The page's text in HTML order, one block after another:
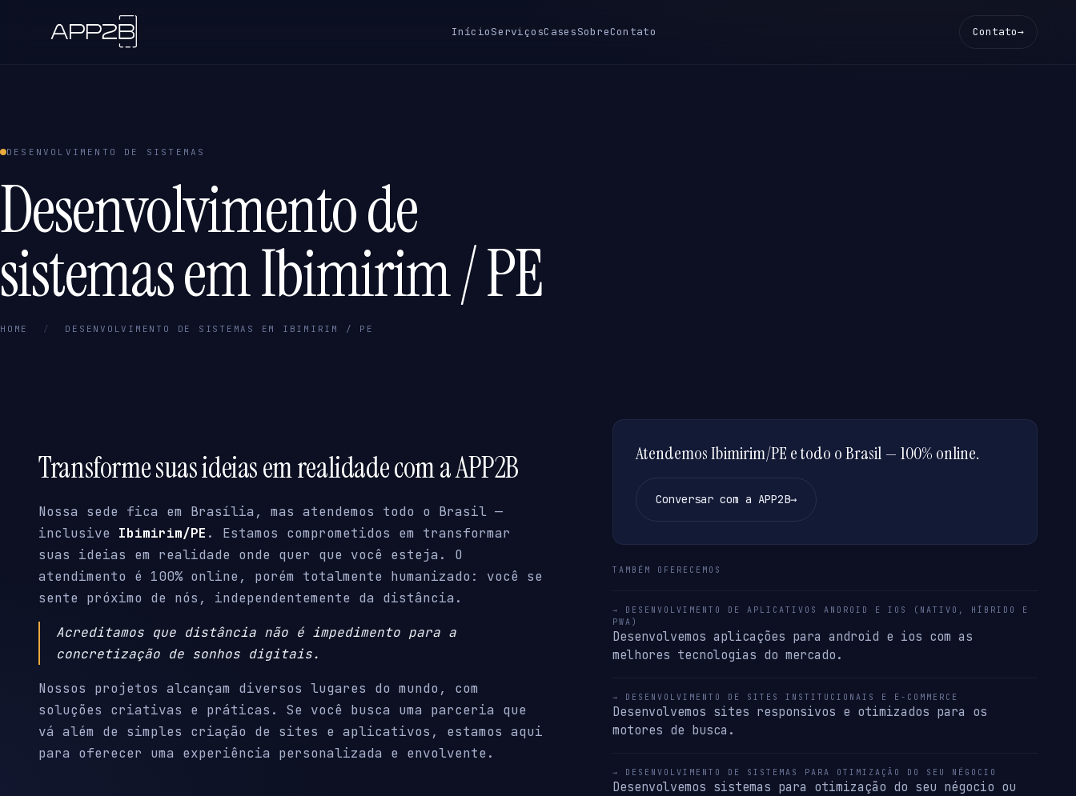
InícioServiçosCasesSobreContato Contato→
DESENVOLVIMENTO DE SISTEMAS
Desenvolvimento de
sistemas em Ibimirim / PE
HOME / DESENVOLVIMENTO DE SISTEMAS EM IBIMIRIM / PE
Transforme suas ideias em realidade com a APP2B
Nossa sede fica em Brasília, mas atendemos todo o Brasil —
inclusive Ibimirim/PE . Estamos comprometidos em transformar
suas ideias em realidade onde quer que você esteja. O
atendimento é 100% online, porém totalmente humanizado: você se
sente próximo de nós, independentemente da distância.
Acreditamos que distância não é impedimento para a
concretização de sonhos digitais.
Nossos projetos alcançam diversos lugares do mundo, com
soluções criativas e práticas. Se você busca uma parceria que
vá além de simples criação de sites e aplicativos, estamos aqui
para oferecer uma experiência personalizada e envolvente.
Atendemos Ibimirim/PE e todo o Brasil — 100% online.
Conversar com a APP2B→
TAMBÉM OFERECEMOS
→ DESENVOLVIMENTO DE APLICATIVOS ANDROID E IOS (NATIVO, HÍBRIDO E
PWA)
Desenvolvemos aplicações para android e ios com as
melhores tecnologias do mercado.
→ DESENVOLVIMENTO DE SITES INSTITUCIONAIS E E-COMMERCE
Desenvolvemos sites responsivos e otimizados para os
motores de busca.
→ DESENVOLVIMENTO DE SISTEMAS PARA OTIMIZAÇÃO DO SEU NÉGOCIO
Desenvolvemos sistemas para otimização do seu négocio ou